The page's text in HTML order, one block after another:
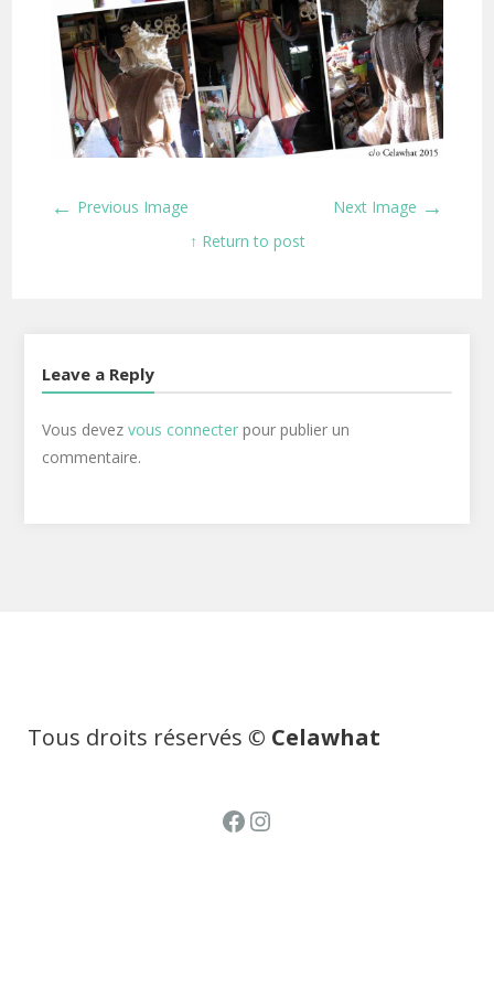
← Previous Image Next Image →
↑ Return to post
Leave a Reply
Vous devez vous connecterpour publier un
commentaire.
Tous droits réservés © Celawhat
Facebook
Instagram